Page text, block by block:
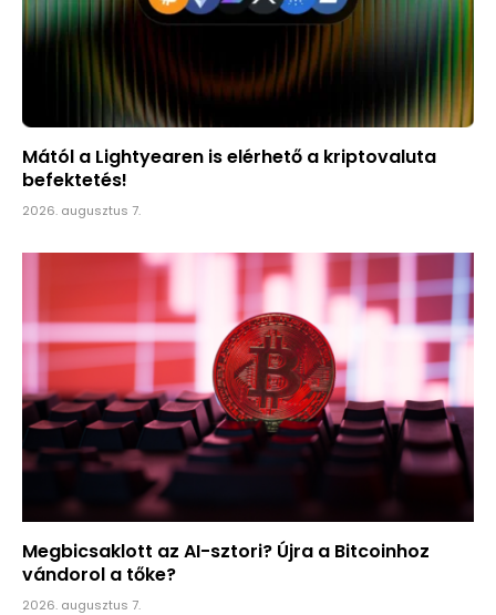
Mától a Lightyearen is elérhető a kriptovaluta
befektetés!
2026. augusztus 7.
Megbicsaklott az AI-sztori? Újra a Bitcoinhoz
vándorol a tőke?
2026. augusztus 7.